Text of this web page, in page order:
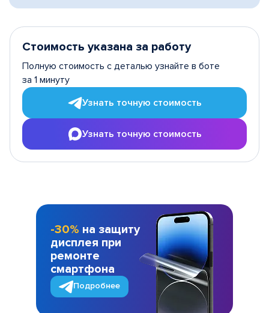
Стоимость указана за работу
Полную стоимость с деталью узнайте в боте
за 1 минуту
Узнать точную стоимость
Узнать точную стоимость
-30% на защиту
дисплея при
ремонте
смартфона
Подробнее